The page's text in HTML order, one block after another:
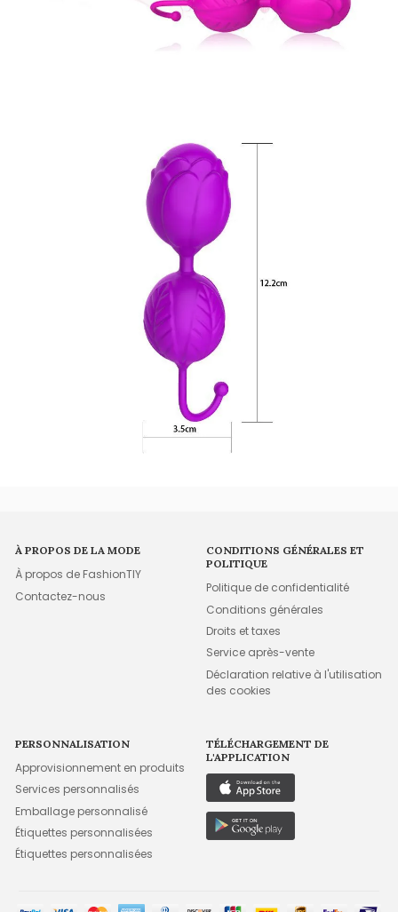
À PROPOS DE LA MODE
À propos de FashionTIY
Contactez-nous
CONDITIONS GÉNÉRALES ET
POLITIQUE
Politique de confidentialité
Conditions générales
Droits et taxes
Service après-vente
Déclaration relative à l'utilisation
des cookies
PERSONNALISATION
Approvisionnement en produits
Services personnalisés
Emballage personnalisé
Étiquettes personnalisées
Étiquettes personnalisées
TÉLÉCHARGEMENT DE
L'APPLICATION